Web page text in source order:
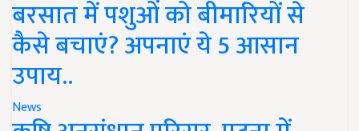
बरसात में पशुओं को बीमारियों से
कैसे बचाएं? अपनाएं ये 5 आसान
उपाय..
News